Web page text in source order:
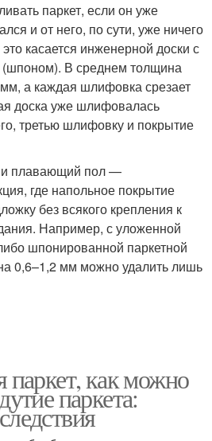
паркет, если он уже
и от него, по сути, уже ничего
касается инженерной доски с
В среднем толщина
а каждая шлифовка срезает
доска уже шлифовалась
третью шлифовку и покрытие
и плавающий пол —
где напольное покрытие
без всякого крепления к
Например, с уложенной
шпонированной паркетной
0,6–1,2 мм можно удалить лишь
паркет, как можно
паркета: